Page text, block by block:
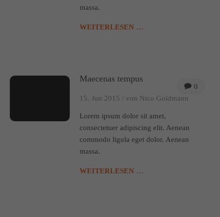
massa.
WEITERLESEN …
0
Maecenas tempus
15. Jun 2015 / von Nico Goldmann
Lorem ipsum dolor sit amet,
consectetuer adipiscing elit. Aenean
commodo ligula eget dolor. Aenean
massa.
WEITERLESEN …